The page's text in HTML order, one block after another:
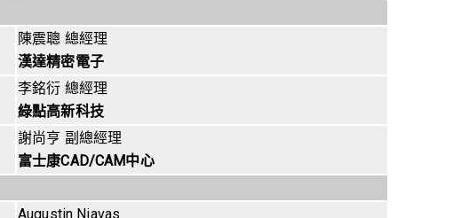
陳震聰 總經理
漢達精密電子
李銘衍 總經理
綠點高新科技
謝尚亨 副總經理
富士康CAD/CAM中心
Augustin Niavas